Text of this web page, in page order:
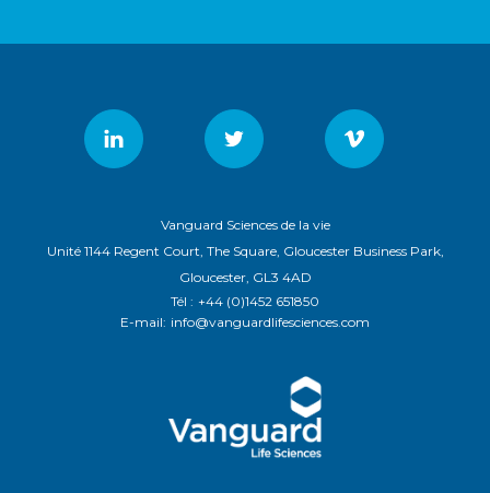
Vanguard Sciences de la vie
Unité 1144 Regent Court, The Square, Gloucester Business Park,
Gloucester, GL3 4AD
Tél : +44 (0)1452 651850
E-mail: info@vanguardlifesciences.com